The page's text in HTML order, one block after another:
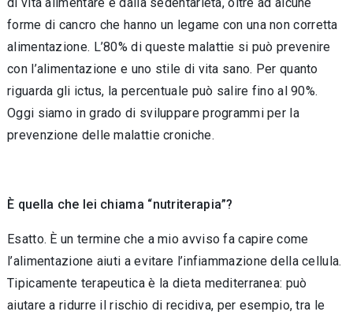
forme di cancro che hanno un legame con una non corretta
alimentazione. L’80% di queste malattie si può prevenire
con l’alimentazione e uno stile di vita sano. Per quanto
riguarda gli ictus, la percentuale può salire fino al 90%.
Oggi siamo in grado di sviluppare programmi per la
prevenzione delle malattie croniche.
È quella che lei chiama “nutriterapia”?
Esatto. È un termine che a mio avviso fa capire come
l’alimentazione aiuti a evitare l’infiammazione della cellula.
Tipicamente terapeutica è la dieta mediterranea: può
aiutare a ridurre il rischio di recidiva, per esempio, tra le